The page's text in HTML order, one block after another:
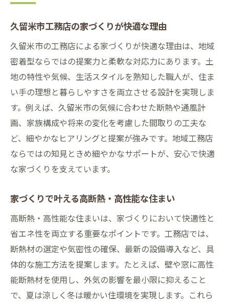
久留米市工務店の家づくりが快適な理由
久留米市の工務店による家づくりが快適な理由は、地域
密着型ならではの提案力と柔軟な対応力にあります。土
地の特性や気候、生活スタイルを熟知した職人が、住ま
い手の理想と暮らしやすさを両立させる設計を実現しま
す。例えば、久留米市の気候に合わせた断熱や通風計
画、家族構成や将来の変化を考慮した間取りの工夫な
ど、細やかなヒアリングと提案が強みです。地域工務店
ならではの知見ときめ細やかなサポートが、安心で快適
な家づくりを支えています。
家づくりで叶える高断熱・高性能な住まい
高断熱・高性能な住まいは、家づくりにおいて快適性と
省エネ性を両立する重要なポイントです。工務店では、
断熱材の選定や気密性の確保、最新の設備導入など、具
体的な施工方法を提案します。たとえば、壁や窓に高性
能断熱材を使用し、外気の影響を最小限に抑えること
で、夏は涼しく冬は暖かい住環境を実現します。これら